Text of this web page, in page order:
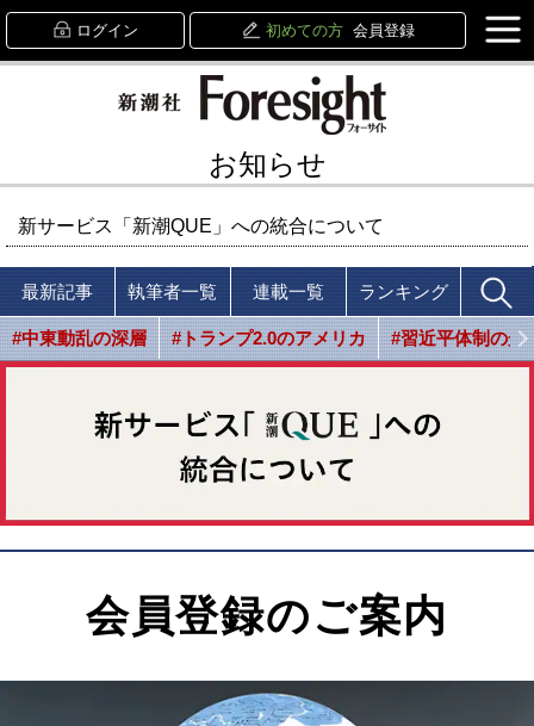
ログイン 初めての方 会員登録
お知らせ
新サービス「新潮QUE」への統合について
最新記事 執筆者一覧 連載一覧 ランキング
#中東動乱の深層 #トランプ2.0のアメリカ #習近平体制の光
会員登録のご案内